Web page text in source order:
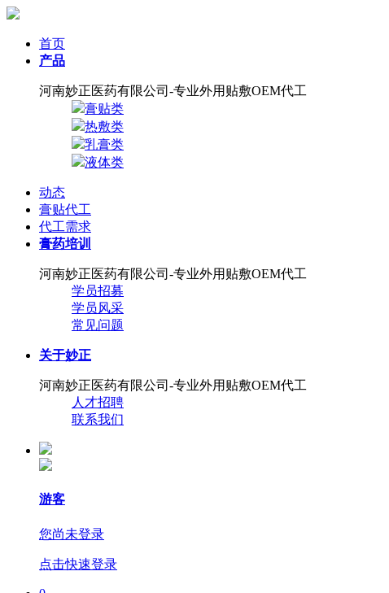
首页
产品
河南妙正医药有限公司-专业外用贴敷OEM代工
膏贴类
热敷类
乳膏类
液体类
动态
膏贴代工
代工需求
膏药培训
河南妙正医药有限公司-专业外用贴敷OEM代工
学员招募
学员风采
常见问题
关于妙正
河南妙正医药有限公司-专业外用贴敷OEM代工
人才招聘
联系我们
游客
您尚未登录
点击快速登录